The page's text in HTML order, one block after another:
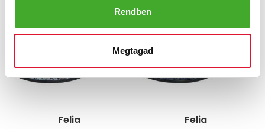
Rendben
Megtagad
Felia
AKCIÓ
Felia